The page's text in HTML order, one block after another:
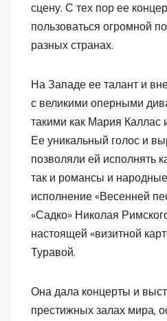
сцену. С тех пор ее
пользоваться огромной
разных странах.
На Западе ее талант и
с великими оперными
такими как Мария
Ее уникальный голос и
позволяли ей исполнять
так и романсы и
исполнение «Весенней
«Садко» Николая
настоящей «визитной
Туравой.
Она дала концерты и
престижных залах мира,